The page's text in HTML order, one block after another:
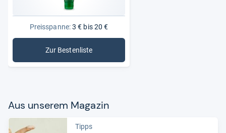
Preisspanne:3 € bis 20 €
Zur Bestenliste
: Handcremes
Aus unse­rem Maga­zin
Tipps